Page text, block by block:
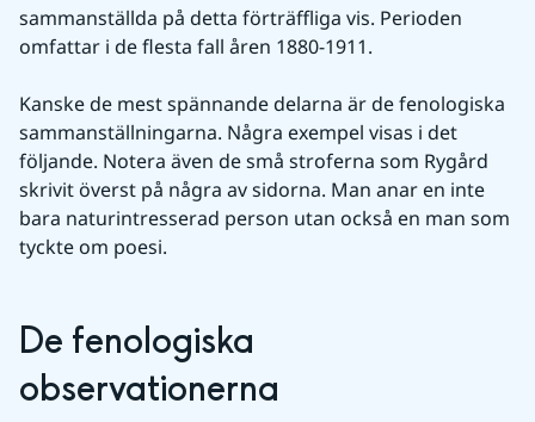
sammanställda på detta förträffliga vis. Perioden
omfattar i de flesta fall åren 1880-1911.
Kanske de mest spännande delarna är de fenologiska
sammanställningarna. Några exempel visas i det
följande. Notera även de små stroferna som Rygård
skrivit överst på några av sidorna. Man anar en inte
bara naturintresserad person utan också en man som
tyckte om poesi.
De fenologiska
observationerna